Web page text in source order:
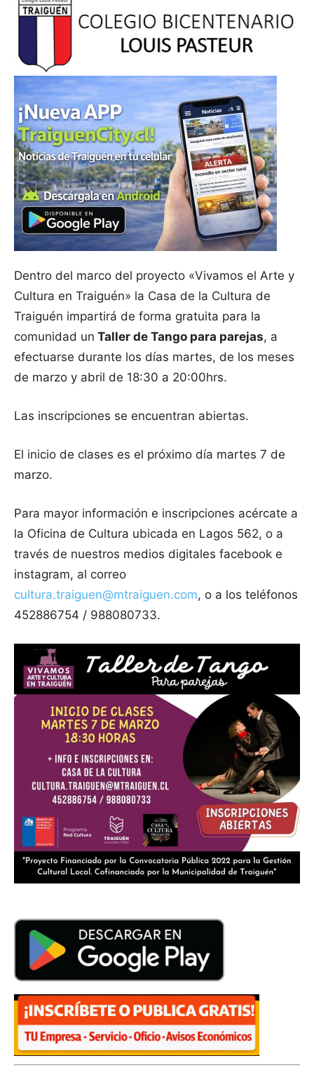
Dentro del marco del proyecto «Vivamos el Arte y
Cultura en Traiguén» la Casa de la Cultura de
Traiguén impartirá de forma gratuita para la
comunidad un Taller de Tango para parejas, a
efectuarse durante los días martes, de los meses
de marzo y abril de 18:30 a 20:00hrs.
Las inscripciones se encuentran abiertas.
El inicio de clases es el próximo día martes 7 de
marzo.
Para mayor información e inscripciones acércate a
la Oficina de Cultura ubicada en Lagos 562, o a
través de nuestros medios digitales facebook e
instagram, al correo
cultura.traiguen@mtraiguen.com, o a los teléfonos
452886754 / 988080733.